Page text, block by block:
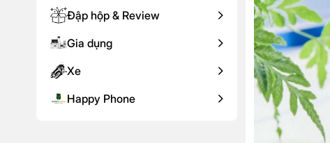
Đập hộp & Review
Gia dụng
Xe
Happy Phone